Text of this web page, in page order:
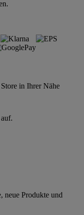
in Ihrer Nähe
neue Produkte und